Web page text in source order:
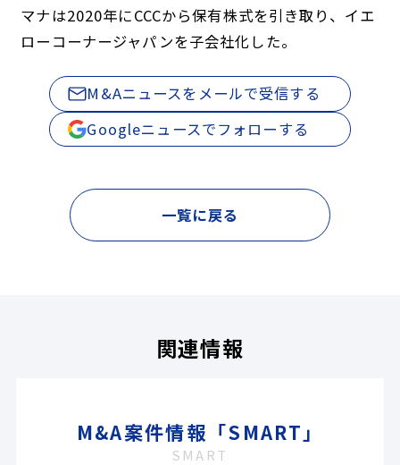
マナは2020年にCCCから保有株式を引き取り、イエ
ローコーナージャパンを子会社化した。
M&Aニュースをメールで受信する
Googleニュースでフォローする
一覧に戻る
関連情報
M&A案件情報「SMART」
SMART